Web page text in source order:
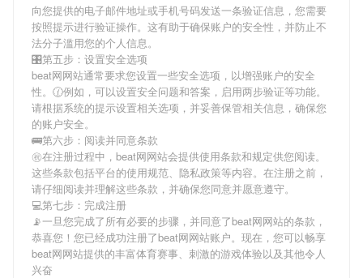
向您提供的电子邮件地址或手机号码发送一条验证信息，您需要
按照提示进行验证操作。这有助于确保账户的安全性，并防止不
法分子滥用您的个人信息。
🎛第五步：设置安全选项
beat网网站通常要求您设置一些安全选项，以增强账户的安全
性。🕜例如，可以设置安全问题和答案，启用两步验证等功能。
请根据系统的提示设置相关选项，并妥善保管相关信息，确保您
的账户安全。
🚌第六步：阅读并同意条款
㊗在注册过程中， beat网网站会提供使用条款和规定供您阅读。
这些条款包括平台的使用规范、隐私政策等内容。在注册之前，
请仔细阅读并理解这些条款，并确保您同意并愿意遵守。
💻第七步：完成注册
📡一旦您完成了所有必要的步骤，并同意了beat网网站的条款，
恭喜您！您已经成功注册了beat网网站账户。现在，您可以畅享
beat网网站提供的丰富体育赛事、刺激的游戏体验以及其他令人
兴奋